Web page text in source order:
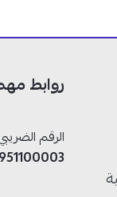
روابط
الرقم